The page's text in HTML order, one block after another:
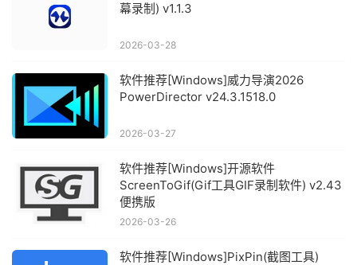
幕录制) v1.1.3
2026-03-28
软件推荐[Windows]威力导演2026
PowerDirector v24.3.1518.0
2026-03-27
软件推荐[Windows]开源软件
ScreenToGif(Gif工具GIF录制软件) v2.43
便携版
2026-03-26
软件推荐[Windows]PixPin(截图工具)